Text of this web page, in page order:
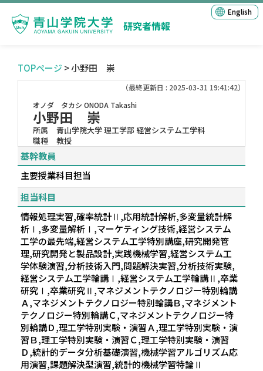
研究者情報
English
TOPページ > 小野田 崇
（最終更新日 : 2025-03-31 19:41:42）
オノダ タカシ ONODA Takashi
小野田 崇
所属
青山学院大学 理工学部 経営システム工学科
職種
教授
基幹教員
主要授業科目担当
担当科目
情報処理実習,確率統計Ⅱ,応用統計解析,多変量統計解
析Ⅰ,多変量解析Ⅰ,マーケティング技術,経営システム
工学の最先端,経営システム工学特別講座,研究開発管
理,研究開発と製品設計,実践機械学習,経営システム工
学体験演習,分析技術入門,問題解決実習,分析技術実験,
経営システム工学輪講Ⅰ,経営システム工学輪講Ⅱ,卒業
研究Ⅰ,卒業研究Ⅱ,マネジメントテクノロジー特別輪講
Ａ,マネジメントテクノロジー特別輪講Ｂ,マネジメント
テクノロジー特別輪講Ｃ,マネジメントテクノロジー特
別輪講Ｄ,理工学特別実験・演習Ａ,理工学特別実験・演
習Ｂ,理工学特別実験・演習Ｃ,理工学特別実験・演習
Ｄ,統計的データ分析基礎演習,機械学習アルゴリズム応
用演習,課題解決型演習,統計的機械学習特論Ⅱ